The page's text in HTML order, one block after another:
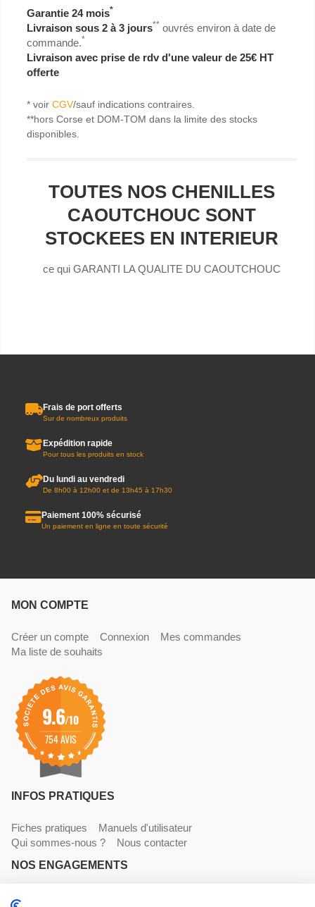
Garantie 24 mois*
Livraison sous 2 à 3 jours** ouvrés environ à date de
commande.*
Livraison avec prise de rdv d'une valeur de 25€ HT
offerte
* voir CGV/sauf indications contraires.
**hors Corse et DOM-TOM dans la limite des stocks
disponibles.
TOUTES NOS CHENILLES
CAOUTCHOUC SONT
STOCKEES EN INTERIEUR
ce qui GARANTI LA QUALITE DU CAOUTCHOUC
Frais de port offerts
Sur de nombreux produits
Expédition rapide
Pour tous les produits en stock
Du lundi au vendredi
De 8h00 à 12h00 et de 13h45 à 17h30
Paiement 100% sécurisé
Un paiement en ligne en toute sécurité
MON COMPTE
Créer un compte Connexion
Mes commandes
Ma liste de souhaits
9.6/10
754 AVIS
INFOS PRATIQUES
Fiches pratiques
Manuels d'utilisateur
Qui sommes-nous ?
Nous contacter
NOS ENGAGEMENTS
Livraisons